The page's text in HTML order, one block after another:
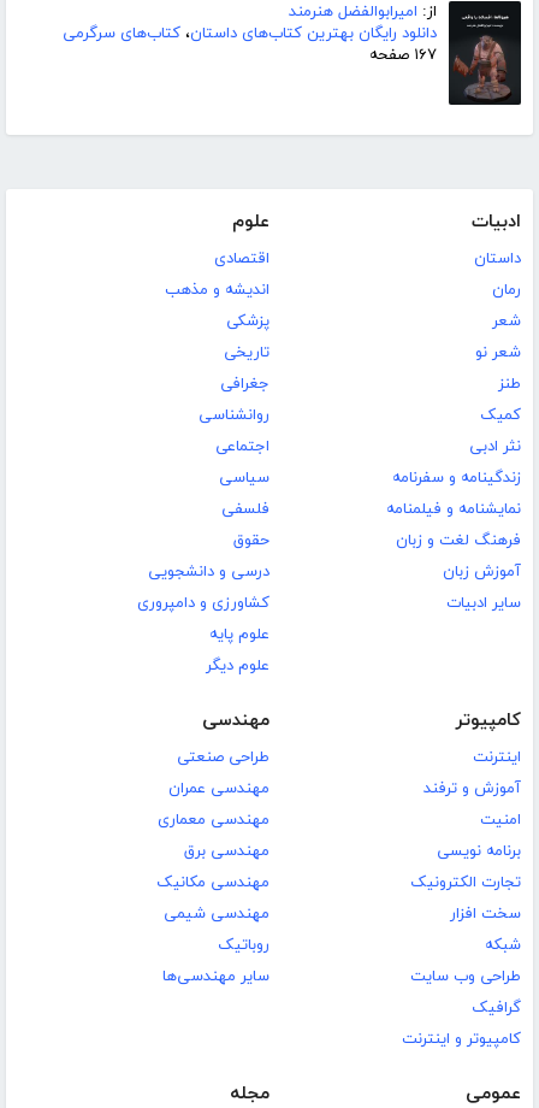
از: امیرابوالفضل هنرمند
دانلود رایگان بهترین کتاب‌های داستان، کتاب‌های سرگرمی
۱۶۷ صفحه
ادبیات
داستان
رمان
شعر
شعر نو
طنز
کمیک
نثر ادبی
زندگینامه و سفرنامه
نمایشنامه و فیلمنامه
فرهنگ لغت و زبان
آموزش زبان
سایر ادبیات
علوم
اقتصادی
اندیشه و مذهب
پزشکی
تاریخی
جغرافی
روانشناسی
اجتماعی
سیاسی
فلسفی
حقوق
درسی و دانشجویی
کشاورزی و دامپروری
علوم پایه
علوم دیگر
کامپیوتر
اینترنت
آموزش و ترفند
امنیت
برنامه نویسی
تجارت الکترونیک
سخت افزار
شبکه
طراحی وب سایت
گرافیک
کامپیوتر و اینترنت
مهندسی
طراحی صنعتی
مهندسی عمران
مهندسی معماری
مهندسی برق
مهندسی مکانیک
مهندسی شیمی
روباتیک
سایر مهندسی‌ها
عمومی مجله